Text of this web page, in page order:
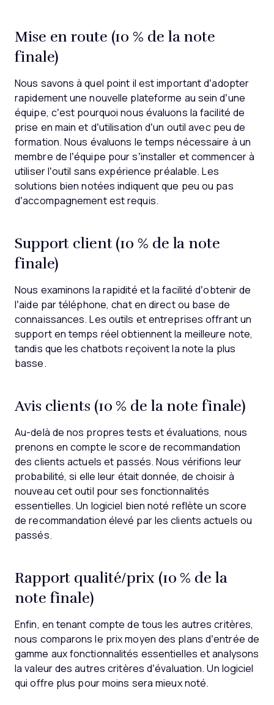
Mise en route (10 % de la note
finale)
Nous savons à quel point il est important d’adopter
rapidement une nouvelle plateforme au sein d’une
équipe, c’est pourquoi nous évaluons la facilité de
prise en main et d’utilisation d’un outil avec peu de
formation. Nous évaluons le temps nécessaire à un
membre de l’équipe pour s’installer et commencer à
utiliser l’outil sans expérience préalable. Les
solutions bien notées indiquent que peu ou pas
d’accompagnement est requis.
Support client (10 % de la note
finale)
Nous examinons la rapidité et la facilité d’obtenir de
l’aide par téléphone, chat en direct ou base de
connaissances. Les outils et entreprises offrant un
support en temps réel obtiennent la meilleure note,
tandis que les chatbots reçoivent la note la plus
basse.
Avis clients (10 % de la note finale)
Au-delà de nos propres tests et évaluations, nous
prenons en compte le score de recommandation
des clients actuels et passés. Nous vérifions leur
probabilité, si elle leur était donnée, de choisir à
nouveau cet outil pour ses fonctionnalités
essentielles. Un logiciel bien noté reflète un score
de recommandation élevé par les clients actuels ou
passés.
Rapport qualité/prix (10 % de la
note finale)
Enfin, en tenant compte de tous les autres critères,
nous comparons le prix moyen des plans d’entrée de
gamme aux fonctionnalités essentielles et analysons
la valeur des autres critères d’évaluation. Un logiciel
qui offre plus pour moins sera mieux noté.